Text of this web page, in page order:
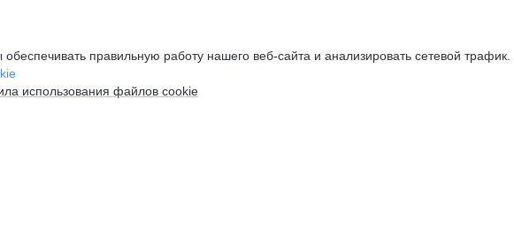
правильную работу нашего веб-сайта и анализировать сетевой трафик.
использования файлов cookie